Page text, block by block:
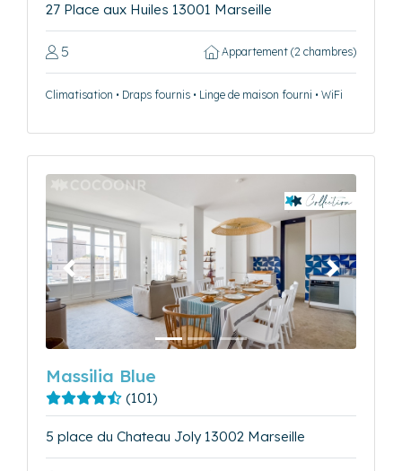
27 Place aux Huiles 13001 Marseille
5 Appartement (2 chambres)
Climatisation • Draps fournis • Linge de maison fourni • WiFi
Précédent Suivant
Massilia Blue
(101)
5 place du Chateau Joly 13002 Marseille